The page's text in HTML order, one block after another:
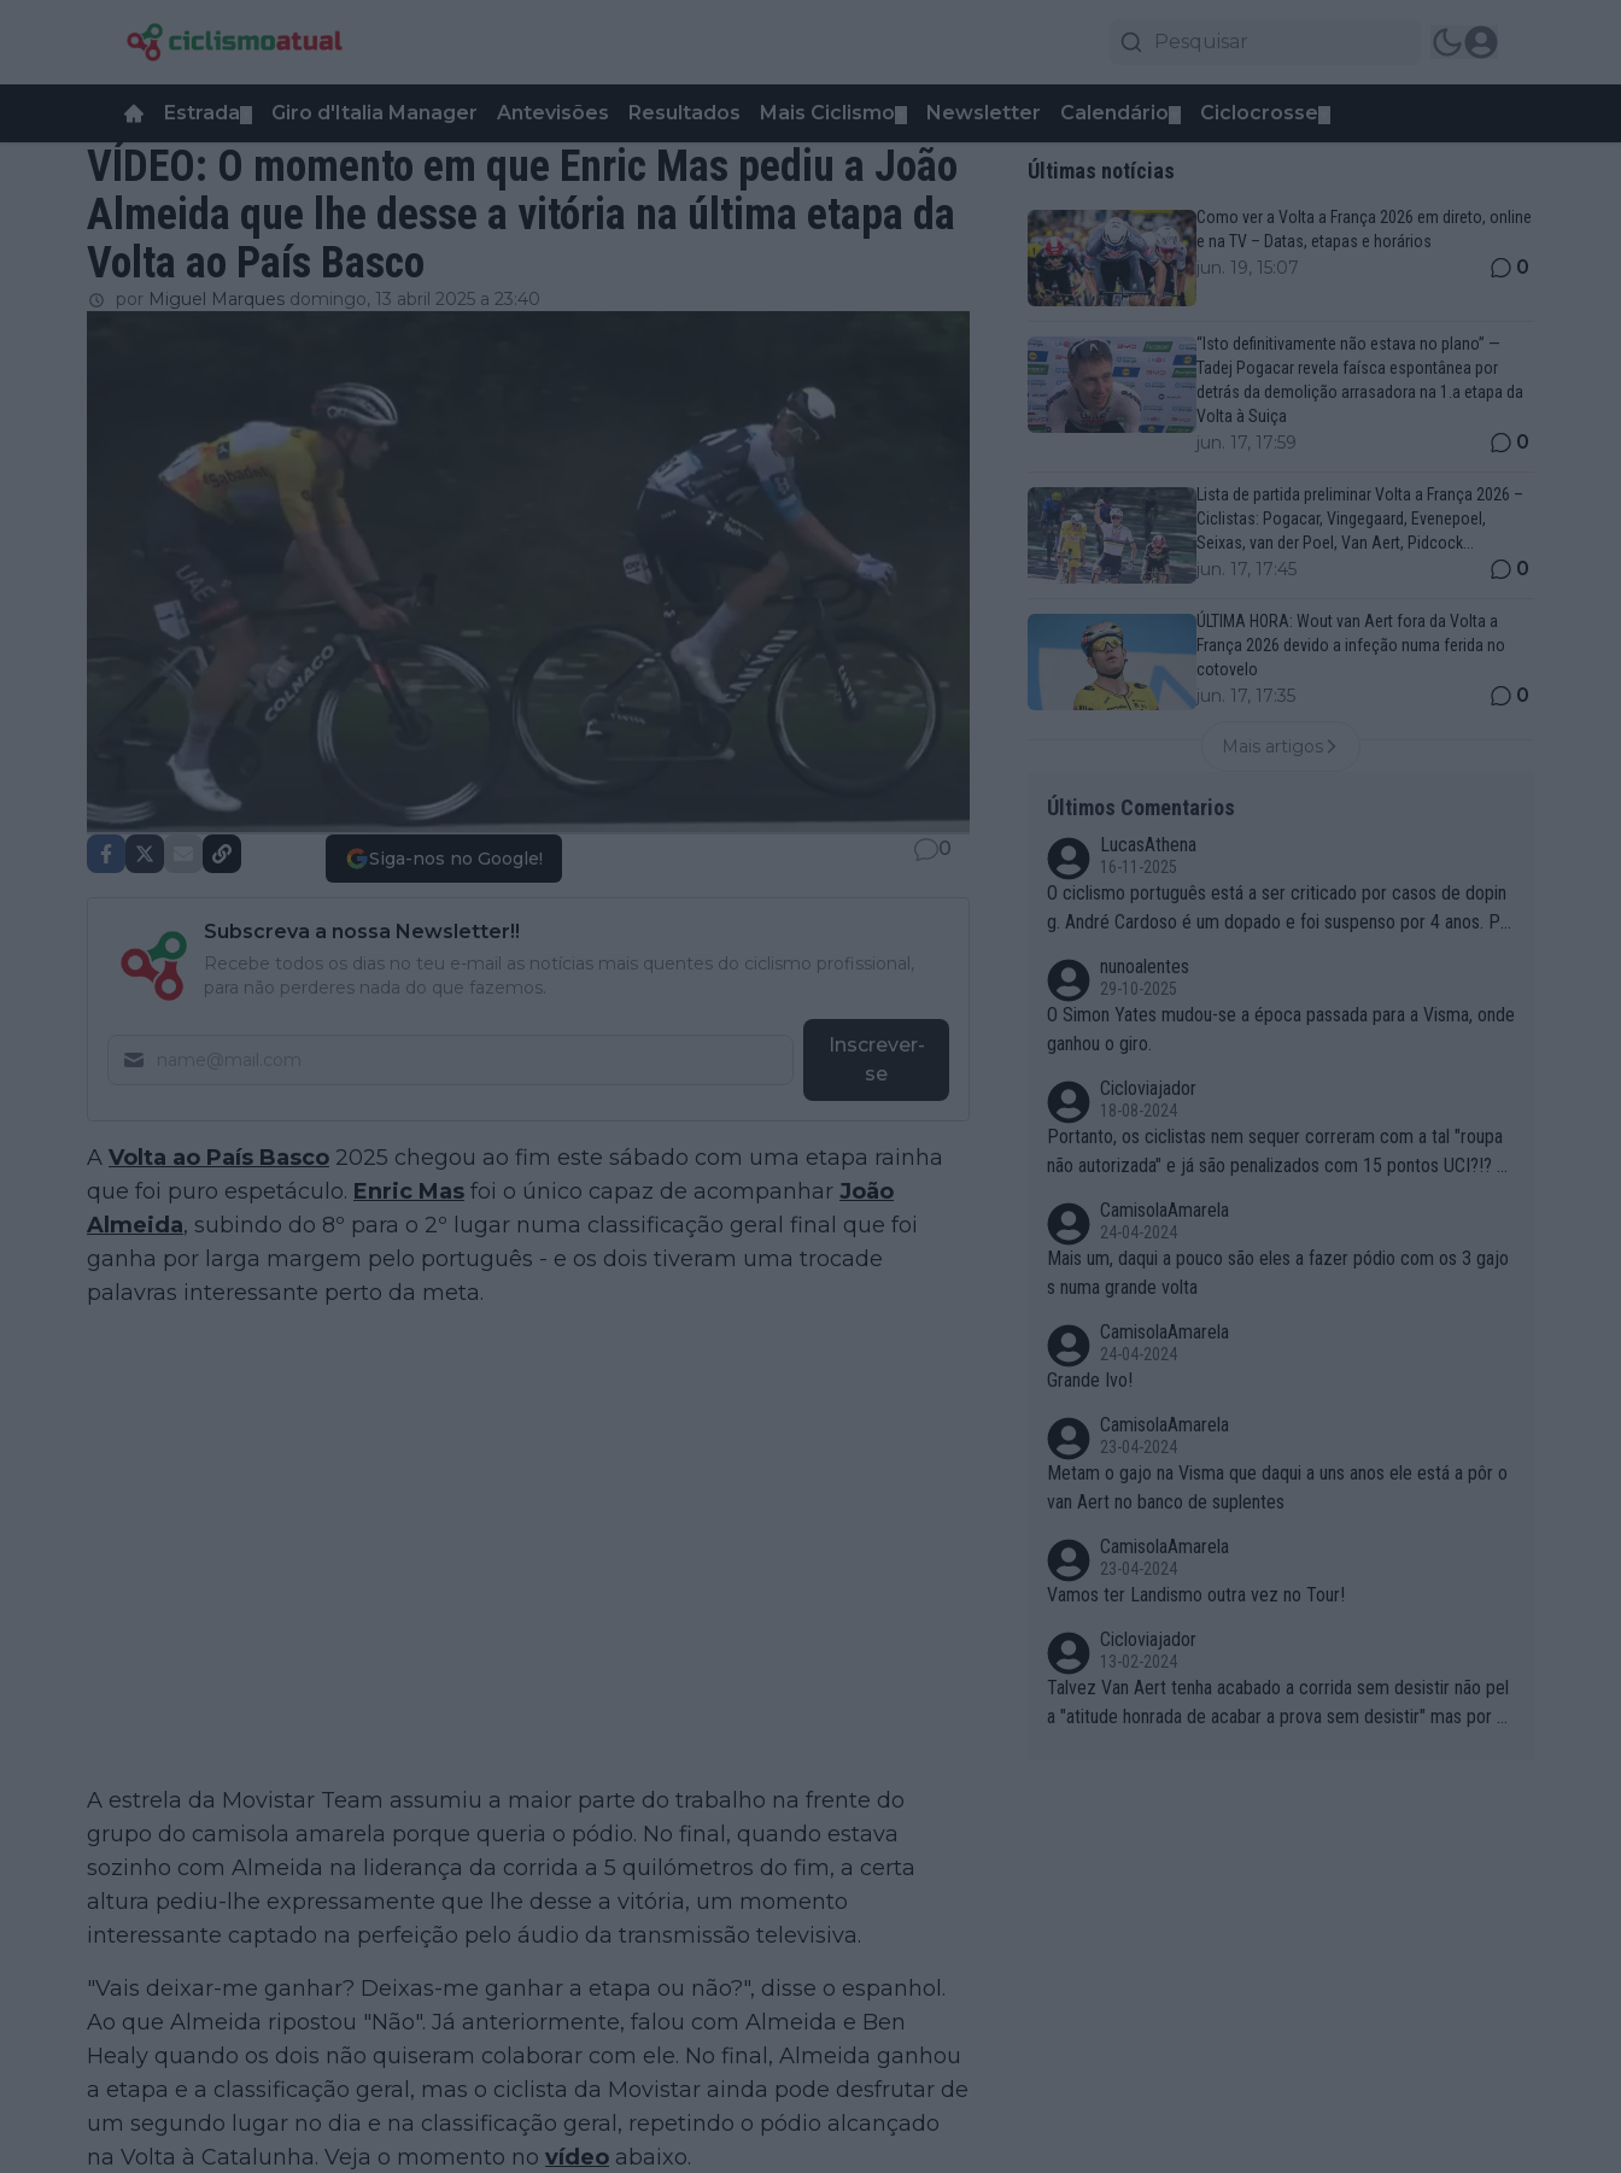
Estrada Giro d'Italia Manager Antevisões Resultados Mais Ciclismo Newsletter Calendário Ciclocrosse
VÍDEO: O momento em que Enric Mas pediu a João
Almeida que lhe desse a vitória na última etapa da
Volta ao País Basco
por Miguel Marques domingo, 13 abril 2025 a 23:40
Siga-nos no Google! 0
Subscreva a nossa Newsletter!!
Recebe todos os dias no teu e-mail as notícias mais quentes do ciclismo profissional,
para não perderes nada do que fazemos.
Inscrever-
se
A Volta ao País Basco 2025 chegou ao fim este sábado com uma etapa rainha
que foi puro espetáculo. Enric Mas foi o único capaz de acompanhar João
Almeida, subindo do 8º para o 2º lugar numa classificação geral final que foi
ganha por larga margem pelo português - e os dois tiveram uma trocade
palavras interessante perto da meta.
A estrela da Movistar Team assumiu a maior parte do trabalho na frente do
grupo do camisola amarela porque queria o pódio. No final, quando estava
sozinho com Almeida na liderança da corrida a 5 quilómetros do fim, a certa
altura pediu-lhe expressamente que lhe desse a vitória, um momento
interessante captado na perfeição pelo áudio da transmissão televisiva.
"Vais deixar-me ganhar? Deixas-me ganhar a etapa ou não?", disse o espanhol.
Ao que Almeida ripostou "Não". Já anteriormente, falou com Almeida e Ben
Healy quando os dois não quiseram colaborar com ele. No final, Almeida ganhou
a etapa e a classificação geral, mas o ciclista da Movistar ainda pode desfrutar de
um segundo lugar no dia e na classificação geral, repetindo o pódio alcançado
na Volta à Catalunha. Veja o momento no vídeo abaixo.
Últimas notícias
Como ver a Volta a França 2026 em direto, online
e na TV – Datas, etapas e horários
jun. 19, 15:07 0
“Isto definitivamente não estava no plano” —
Tadej Pogacar revela faísca espontânea por
detrás da demolição arrasadora na 1.a etapa da
Volta à Suiça
jun. 17, 17:59 0
Lista de partida preliminar Volta a França 2026 –
Ciclistas: Pogacar, Vingegaard, Evenepoel,
Seixas, van der Poel, Van Aert, Pidcock...
jun. 17, 17:45 0
ÚLTIMA HORA: Wout van Aert fora da Volta a
França 2026 devido a infeção numa ferida no
cotovelo
jun. 17, 17:35 0
Mais artigos
Últimos Comentarios
LucasAthena
16-11-2025
O ciclismo português está a ser criticado por casos de dopin
g. André Cardoso é um dopado e foi suspenso por 4 anos. Po
pado?
nunoalentes
29-10-2025
O Simon Yates mudou-se a época passada para a Visma, onde
ganhou o giro.
Cicloviajador
18-08-2024
Portanto, os ciclistas nem sequer correram com a tal "roupa
não autorizada" e já são penalizados com 15 pontos UCI?!? S
entende... Mas penalizar os atletas retirando-lhes pontos??? Is
to é roubar na secretaria o que os atletas conquistam na estra
da!
CamisolaAmarela
24-04-2024
Mais um, daqui a pouco são eles a fazer pódio com os 3 gajo
s numa grande volta
CamisolaAmarela
24-04-2024
Grande Ivo!
CamisolaAmarela
23-04-2024
Metam o gajo na Visma que daqui a uns anos ele está a pôr o
van Aert no banco de suplentes
CamisolaAmarela
23-04-2024
Vamos ter Landismo outra vez no Tour!
Cicloviajador
13-02-2024
Talvez Van Aert tenha acabado a corrida sem desistir não pel
a "atitude honrada de acabar a prova sem desistir" mas por ou